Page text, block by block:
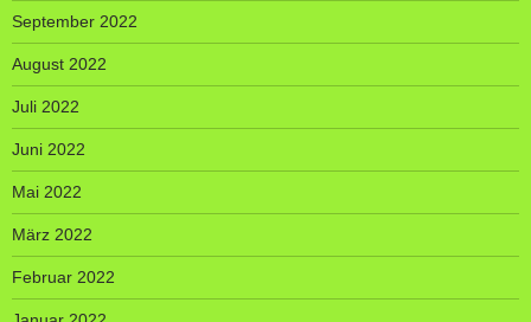
September 2022
August 2022
Juli 2022
Juni 2022
Mai 2022
März 2022
Februar 2022